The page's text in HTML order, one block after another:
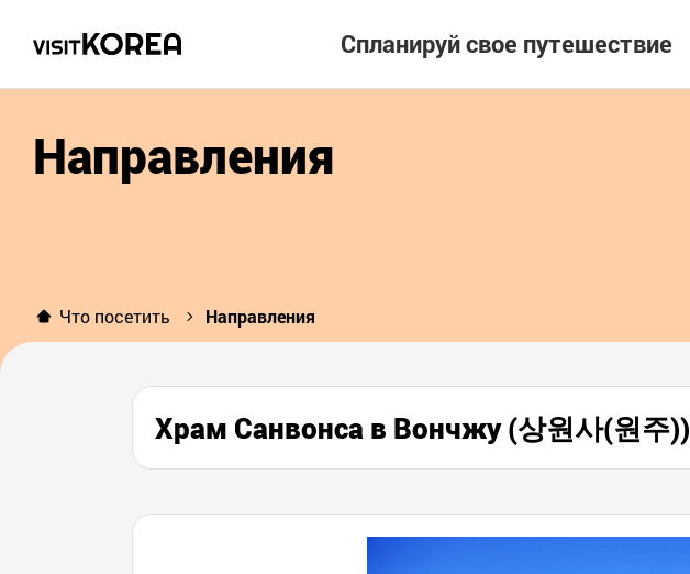
Спланируй свое путешествие
Направления
Что посетить Направления
Храм Санвонса в Вончжу (상원사(원주))